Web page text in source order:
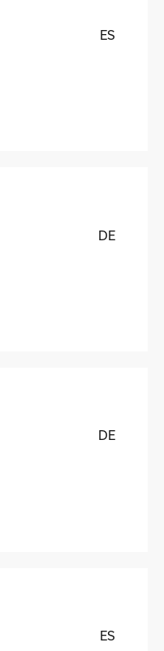
ES
DE
DE
ES